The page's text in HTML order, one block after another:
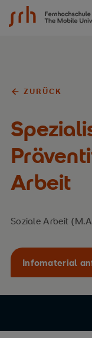
SRH
ZURÜCK
Arbeit
Soziale Arbeit
Infomaterial